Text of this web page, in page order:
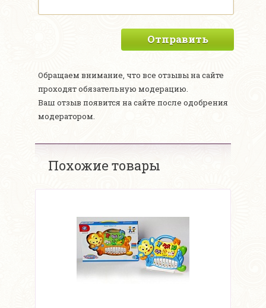
Отправить
Обращаем внимание, что все отзывы на сайте
проходят обязательную модерацию.
Ваш отзыв появится на сайте после одобрения
модератором.
Похожие товары